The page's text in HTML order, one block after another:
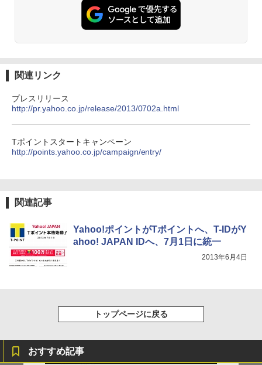
関連リンク
プレスリリース
http://pr.yahoo.co.jp/release/2013/0702a.html
Tポイントスタートキャンペーン
http://points.yahoo.co.jp/campaign/entry/
関連記事
Yahoo!ポイントがTポイントへ、T-IDがY
ahoo! JAPAN IDへ、7月1日に統一
2013年6月4日
トップページに戻る
おすすめ記事